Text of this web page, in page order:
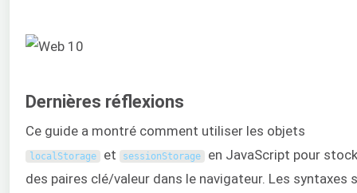
Dernières réflexions
Ce guide a montré comment utiliser les objets
localStorage et sessionStorage
en JavaScript pour
des paires clé/valeur dans le navigateur. Les syntaxes